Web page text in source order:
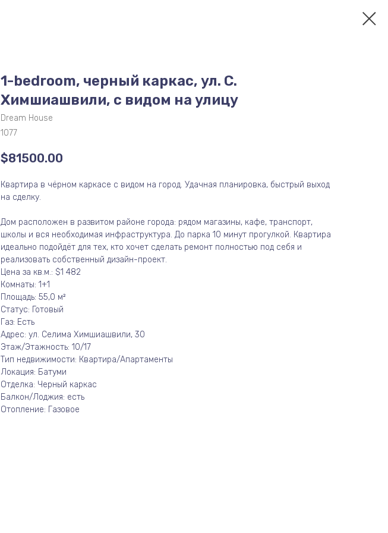
1-bedroom, черный каркас, ул. С.
Химшиашвили, с видом на улицу
Dream House
1077
$81500.00
Квартира в чёрном каркасе с видом на город. Удачная планировка, быстрый выход
на сделку.
Дом расположен в развитом районе города: рядом магазины, кафе, транспорт,
школы и вся необходимая инфраструктура. До парка 10 минут прогулкой. Квартира
идеально подойдёт для тех, кто хочет сделать ремонт полностью под себя и
реализовать собственный дизайн-проект.
Цена за кв.м.: $1 482
Комнаты: 1+1
Площадь: 55,0 м²
Статус: Готовый
Газ: Есть
Адрес: ул. Селима Химшиашвили, 30
Этаж/Этажность: 10/17
Тип недвижимости: Квартира/Апартаменты
Локация: Батуми
Отделка: Черный каркас
Балкон/Лоджия: есть
Отопление: Газовое